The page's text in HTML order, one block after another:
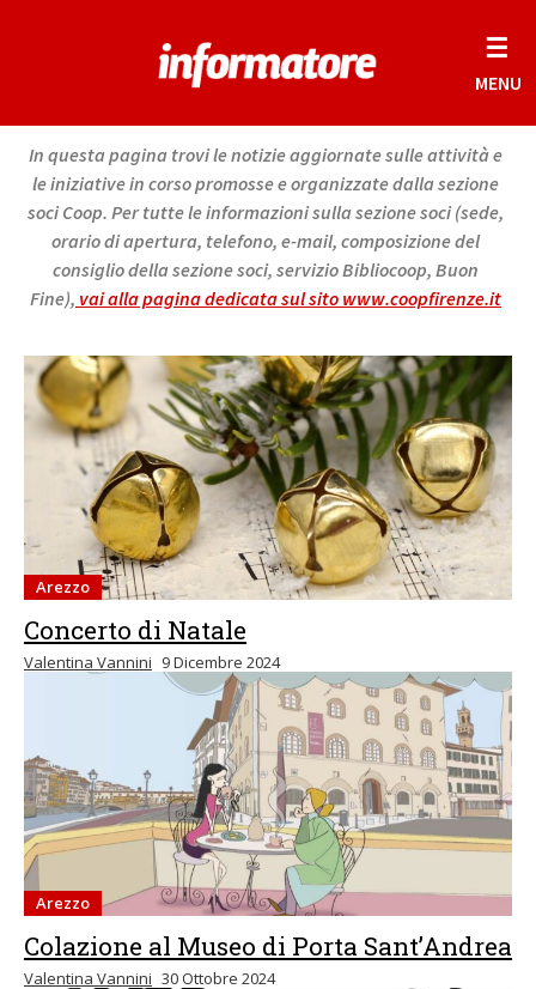
☰
MENU
In questa pagina trovi le notizie aggiornate sulle attività e
le iniziative in corso promosse e organizzate dalla sezione
soci Coop. Per tutte le informazioni sulla sezione soci (sede,
orario di apertura, telefono, e-mail, composizione del
consiglio della sezione soci, servizio Bibliocoop, Buon
Fine), vai alla pagina dedicata sul sito www.coopfirenze.it
Arezzo
Concerto di Natale
Valentina Vannini 9 Dicembre 2024
Arezzo
Colazione al Museo di Porta Sant’Andrea
Valentina Vannini 30 Ottobre 2024